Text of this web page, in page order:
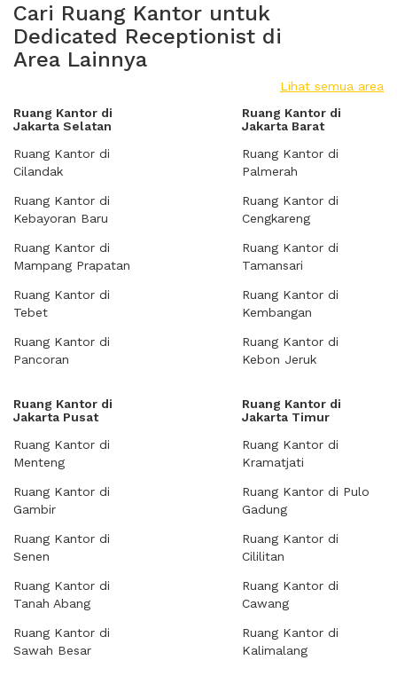
Cari Ruang Kantor untuk
Dedicated Receptionist di
Area Lainnya
Lihat semua area
Ruang Kantor di
Jakarta Selatan
Ruang Kantor di
Cilandak
Ruang Kantor di
Kebayoran Baru
Ruang Kantor di
Mampang Prapatan
Ruang Kantor di
Tebet
Ruang Kantor di
Pancoran
Ruang Kantor di
Jakarta Barat
Ruang Kantor di
Palmerah
Ruang Kantor di
Cengkareng
Ruang Kantor di
Tamansari
Ruang Kantor di
Kembangan
Ruang Kantor di
Kebon Jeruk
Ruang Kantor di
Jakarta Pusat
Ruang Kantor di
Menteng
Ruang Kantor di
Gambir
Ruang Kantor di
Senen
Ruang Kantor di
Tanah Abang
Ruang Kantor di
Sawah Besar
Ruang Kantor di
Jakarta Timur
Ruang Kantor di
Kramatjati
Ruang Kantor di Pulo
Gadung
Ruang Kantor di
Cililitan
Ruang Kantor di
Cawang
Ruang Kantor di
Kalimalang